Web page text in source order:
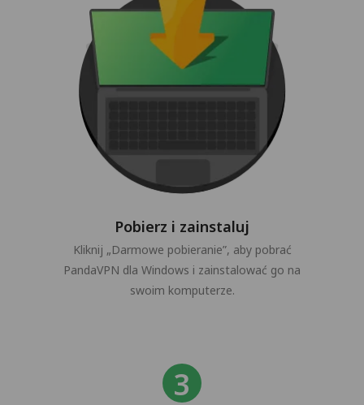
Pobierz i zainstaluj
Kliknij „Darmowe pobieranie”, aby pobrać
PandaVPN dla Windows i zainstalować go na
swoim komputerze.